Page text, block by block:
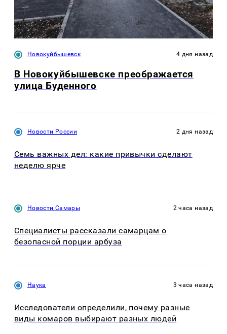
Новокуйбышевск 4 дня назад
В Новокуйбышевске преображается
улица Буденного
Новости России 2 дня назад
Семь важных дел: какие привычки сделают
неделю ярче
Новости Самары 2 часа назад
Специалисты рассказали самарцам о
безопасной порции арбуза
Наука 3 часа назад
Исследователи определили, почему разные
виды комаров выбирают разных людей